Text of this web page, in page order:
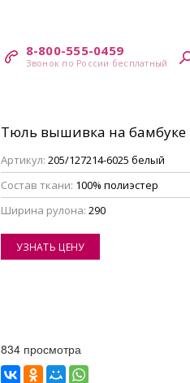
8-800-555-0459
Тюль вышивка на бамбуке
Артикул:205/127214-6025 белый
Состав ткани: 100% полиэстер
Ширина рулона:290
УЗНАТЬ ЦЕНУ
834 просмотра